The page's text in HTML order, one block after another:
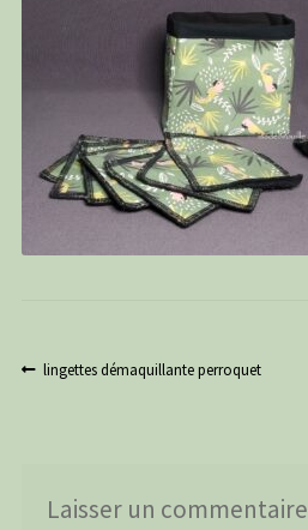
Navigation
Article
lingettes démaquillante perroquet
Laisser un commentaire